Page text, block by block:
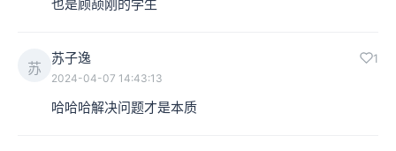
也是顾颉刚的学生
苏
苏子逸 1
2024-04-07 14:43:13
哈哈哈解决问题才是本质